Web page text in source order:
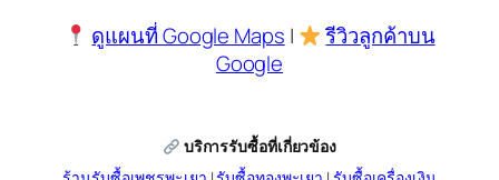
ดูแผนที่ Google Maps |
รีวิวลูกค้าบน
Google
บริการรับซื้อที่เกี่ยวข้อง